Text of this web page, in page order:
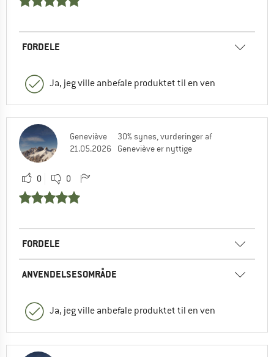
FORDELE
Ja, jeg ville anbefale produktet til en ven
Geneviève
21.05.2026
30% synes, vurderinger af
Geneviève er nyttige
0 0
FORDELE
ANVENDELSESOMRÅDE
Ja, jeg ville anbefale produktet til en ven